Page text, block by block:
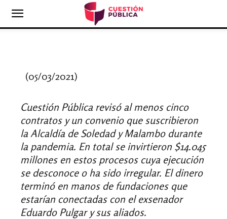
(05/03/2021)
Cuestión Pública revisó al menos cinco
contratos y un convenio que suscribieron
la Alcaldía de Soledad y Malambo durante
la pandemia. En total se invirtieron $14.045
millones en estos procesos cuya ejecución
se desconoce o ha sido irregular. El dinero
terminó en manos de fundaciones que
estarían conectadas con el exsenador
Eduardo Pulgar y sus aliados.